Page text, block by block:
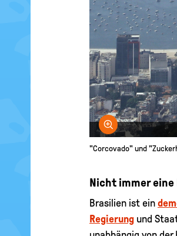
Bild
"Corcovado" und
Nicht immer
Brasilien ist ein
Regierung und